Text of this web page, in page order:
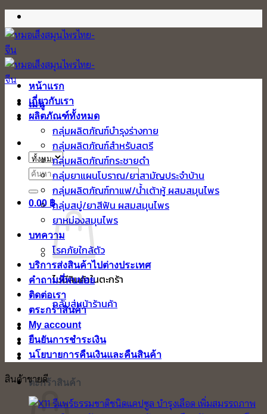
ข้าม
ไป
ยัง
เนื้อหา
เมนู
ค้นหา:
0.00 ฿
ไม่มีสินค้าในตะกร้า
กลับสู่หน้าร้านค้า
ตะกร้าสินค้า
หน้าแรก
เกี่ยวกับเรา
ผลิตภัณฑ์ทั้งหมด
กลุ่มผลิตภัณฑ์บำรุงร่างกาย
กลุ่มผลิตภัณฑ์สำหรับสตรี
กลุ่มผลิตภัณฑ์กระชายดำ
กลุ่มยาแผนโบราณ/ยาสามัญประจำบ้าน
กลุ่มผลิตภัณฑ์กาแฟ/น้ำเต้าหู้ ผสมสมุนไพร
กลุ่มสบู่/ยาสีฟัน ผสมสมุนไพร
ยาหม่องสมุนไพร
บทความ
โรคภัยใกล้ตัว
บริการส่งสินค้าไปต่างประเทศ
คำถามที่พบบ่อย
ติดต่อเรา
ตระกร้าสินค้า
My account
ยืนยันการชำระเงิน
นโยบายการคืนเงินและคืนสินค้า
สินค้าขายดี